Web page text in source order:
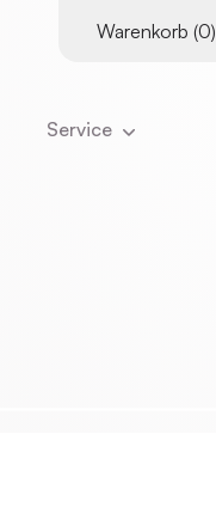
Warenkorb (0)
Service